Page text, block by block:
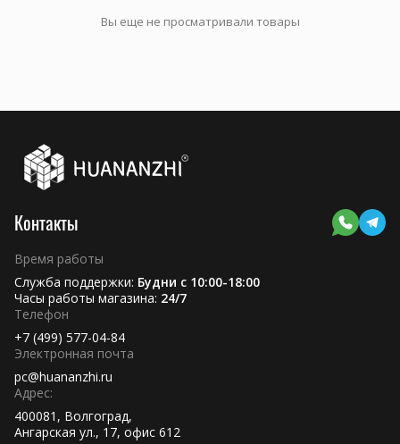
Вы еще не просматривали товары
Контакты
Время работы
Служба поддержки: Будни с 10:00-18:00
Часы работы магазина: 24/7
Телефон
+7 (499) 577-04-84
Электронная почта
pc@huananzhi.ru
Адрес:
400081, Волгоград,
Ангарская ул., 17, офис 612